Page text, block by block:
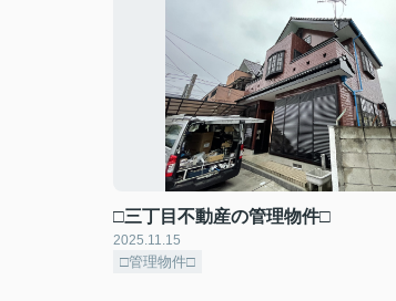
□三丁目不動産の管理物件□
2025.11.15
□管理物件□